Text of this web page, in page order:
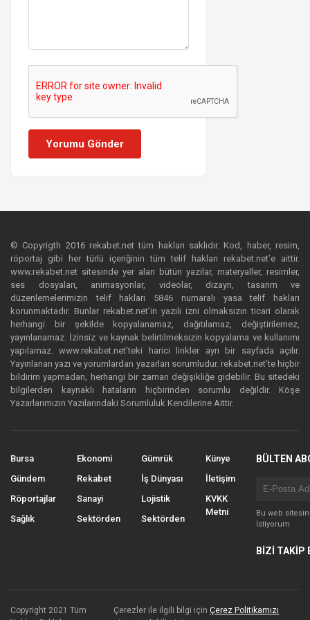
Yorumu Gönder
© Copyrigth 2016 rekabet.net tüm hakları saklıdır. Kod, haber, resim,
röportaj gibi her türlü içeriğinin tüm telif hakları rekabet.net’e aittir.
www.rekabet.net sitesinde yer alan bütün yazılar, materyaller, resimler,
ses dosyaları, animasyonlar, videolar, dizayn, tasarım ve
düzenlemelerimizin telif hakları 5846 numaralı yasa telif hakları
korunmaktadır. Bunlar rekabet.net’in yazılı izni olmaksızın ticari olarak
herhangi bir şekilde kopyalanamaz, dağıtılamaz, değiştirilemez,
yayınlanamaz. İzinsiz ve kaynak belirtilmeksizin kopyalama ve kullanımı
yapılamaz. www.rekabet.net’teki harici linkler ayrı bir sayfada açılır.
Yayınlanan yazı ve yorumlardan yazarları sorumludur. rekabet.net’te hiçbir
bildirim yapmadan, herhangi bir zaman değişikliğe gidebilir. Bu sitedeki
bilgilerden kaynaklı hataların hiçbirinden sorumlu değildir. Köşe
Yazarlarımızın Yazılarındaki Sorumluluk Kendilerine Aittir.
Bursa
Gündem
Röportajlar
Sağlık
Ekonomi
Rekabet
Sanayi
Sektörden
Gümrük
İş Dünyası
Lojistik
Sektörden
Künye
İletişim
KVKK
Metni
BÜLTEN
Bu web
İstiyorum
BİZİ TAKİP
Copyright 2021 Tüm
Çerezler ile ilgili bilgi içinÇerez Politikamızı